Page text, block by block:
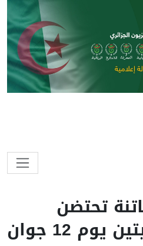
تحتضن
منافستين دوليتين يوم 12 جوان